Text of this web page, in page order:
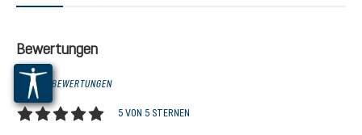
Bewertungen
2 VON 2 BEWERTUNGEN
5 VON 5 STERNEN